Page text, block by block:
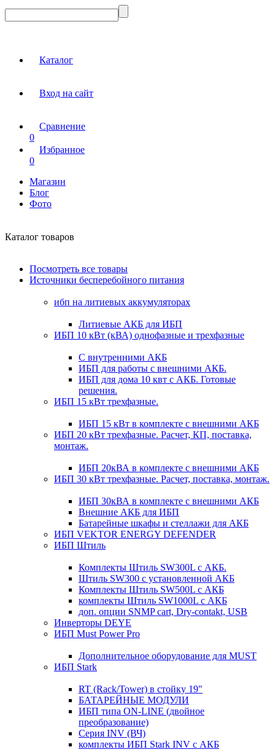
Каталог
Вход на сайт
Сравнение
0
Избранное
0
Магазин
Блог
Фото
Каталог товаров
Посмотреть все товары
Источники бесперебойного питания
ибп на литиевых аккумуляторах
Литиевые АКБ для ИБП
ИБП 10 кВт (кВА) однофазные и трехфазные
С внутренними АКБ
ИБП для работы с внешними АКБ.
ИБП для дома 10 квт с АКБ. Готовые
решения.
ИБП 15 кВт трехфазные.
ИБП 15 кВт в комплекте с внешними АКБ
ИБП 20 кВт трехфазные. Расчет, КП, поставка,
монтаж.
ИБП 20кВА в комплекте с внешними АКБ
ИБП 30 кВт трехфазные. Расчет, поставка, монтаж.
ИБП 30кВА в комплекте с внешними АКБ
Внешние АКБ для ИБП
Батарейные шкафы и стеллажи для АКБ
ИБП VEKTOR ENERGY DEFENDER
ИБП Штиль
Комплекты Штиль SW300L с АКБ.
Штиль SW300 с установленной АКБ
Комплекты Штиль SW500L с АКБ
комплекты Штиль SW1000L с АКБ
доп. опции SNMP cart, Dry-contakt, USB
Инверторы DEYE
ИБП Must Power Pro
Дополнительное оборудование для MUST
ИБП Stark
RT (Rack/Tower) в стойку 19"
БАТАРЕЙНЫЕ МОДУЛИ
ИБП типа ON-LINE (двойное
преобразование)
Серия INV (ВЧ)
комплекты ИБП Stark INV с АКБ